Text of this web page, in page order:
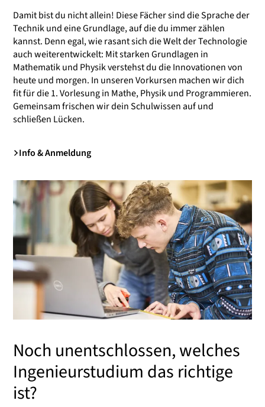
Damit bist du nicht allein! Diese Fächer sind die Sprache der
Technik und eine Grundlage, auf die du immer zählen
kannst. Denn egal, wie rasant sich die Welt der Technologie
auch weiterentwickelt: Mit starken Grundlagen in
Mathematik und Physik verstehst du die Innovationen von
heute und morgen. In unseren Vorkursen machen wir dich
fit für die 1. Vorlesung in Mathe, Physik und Programmieren.
Gemeinsam frischen wir dein Schulwissen auf und
schließen Lücken.
Info & Anmeldung
Noch unentschlossen, welches
Ingenieurstudium das richtige
ist?